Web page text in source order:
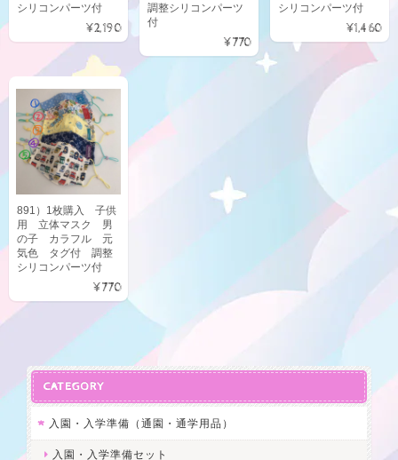
シリコンパーツ付
¥2,190
調整シリコンパーツ
付
¥770
シリコンパーツ付
¥1,460
891）1枚購入 子供
用 立体マスク 男
の子 カラフル 元
気色 タグ付 調整
シリコンパーツ付
¥770
CATEGORY
入園・入学準備（通園・通学用品）
入園・入学準備セット